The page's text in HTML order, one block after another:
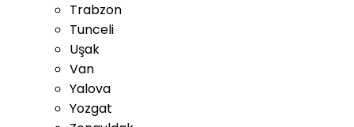
Trabzon
Tunceli
Uşak
Van
Yalova
Yozgat